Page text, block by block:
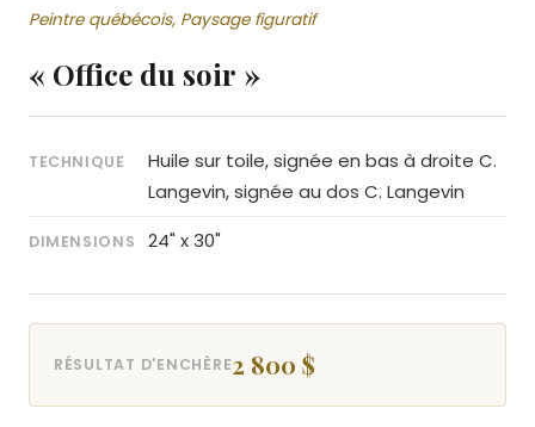
Peintre québécois, Paysage figuratif
« Office du soir »
TECHNIQUE
Huile sur toile, signée en bas à droite C.
Langevin, signée au dos C. Langevin
DIMENSIONS 24" x 30"
RÉSULTAT D'ENCHÈRE2 800 $